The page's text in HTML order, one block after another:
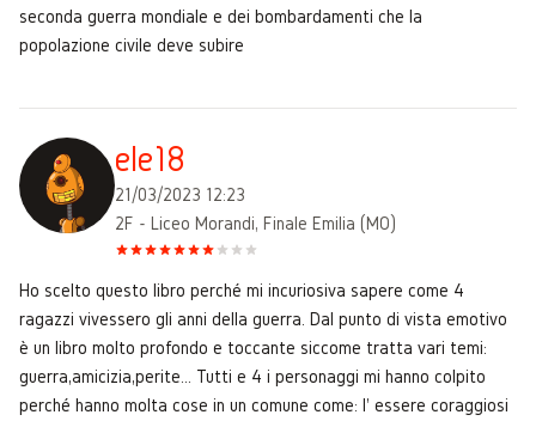
seconda guerra mondiale e dei bombardamenti che la
popolazione civile deve subire
ele18
21/03/2023 12:23
2F - Liceo Morandi, Finale Emilia (MO)
Ho scelto questo libro perché mi incuriosiva sapere come 4
ragazzi vivessero gli anni della guerra. Dal punto di vista emotivo
è un libro molto profondo e toccante siccome tratta vari temi:
guerra,amicizia,perite… Tutti e 4 i personaggi mi hanno colpito
perché hanno molta cose in un comune come: l' essere coraggiosi